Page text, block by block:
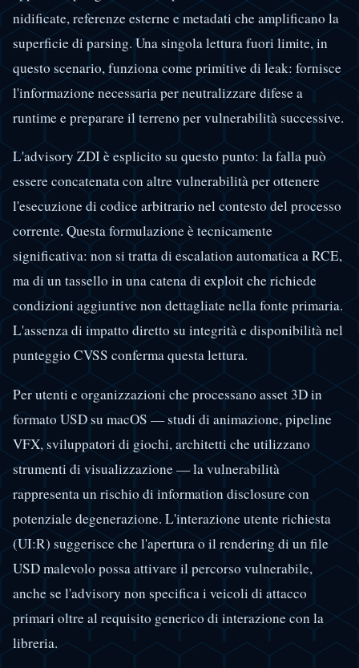
nidificate, referenze esterne e metadati che amplificano la
superficie di parsing. Una singola lettura fuori limite, in
questo scenario, funziona come primitive di leak: fornisce
l'informazione necessaria per neutralizzare difese a
runtime e preparare il terreno per vulnerabilità successive.
L'advisory ZDI è esplicito su questo punto: la falla può
essere concatenata con altre vulnerabilità per ottenere
l'esecuzione di codice arbitrario nel contesto del processo
corrente. Questa formulazione è tecnicamente
significativa: non si tratta di escalation automatica a RCE,
ma di un tassello in una catena di exploit che richiede
condizioni aggiuntive non dettagliate nella fonte primaria.
L'assenza di impatto diretto su integrità e disponibilità nel
punteggio CVSS conferma questa lettura.
Per utenti e organizzazioni che processano asset 3D in
formato USD su macOS — studi di animazione, pipeline
VFX, sviluppatori di giochi, architetti che utilizzano
strumenti di visualizzazione — la vulnerabilità
rappresenta un rischio di information disclosure con
potenziale degenerazione. L'interazione utente richiesta
(UI:R) suggerisce che l'apertura o il rendering di un file
USD malevolo possa attivare il percorso vulnerabile,
anche se l'advisory non specifica i veicoli di attacco
primari oltre al requisito generico di interazione con la
libreria.